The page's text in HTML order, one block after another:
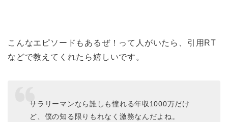
こんなエピソードもあるぜ！って人がいたら、引用RT
などで教えてくれたら嬉しいです。
サラリーマンなら誰しも憧れる年収1000万だけ
ど、僕の知る限りもれなく激務なんだよね。